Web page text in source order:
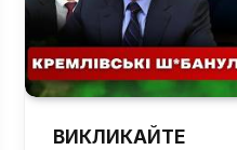
ВИКЛИКАЙТЕ